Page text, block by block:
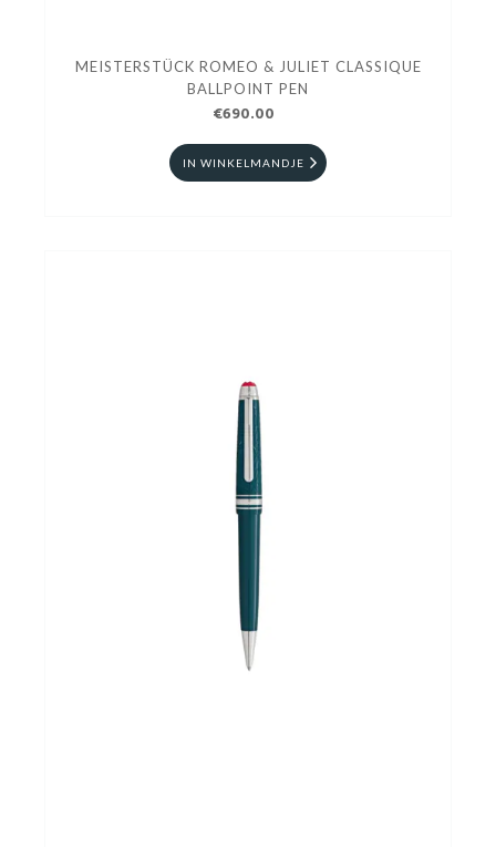
MEISTERSTÜCK ROMEO & JULIET CLASSIQUE
BALLPOINT PEN
€690.00
IN WINKELMANDJE